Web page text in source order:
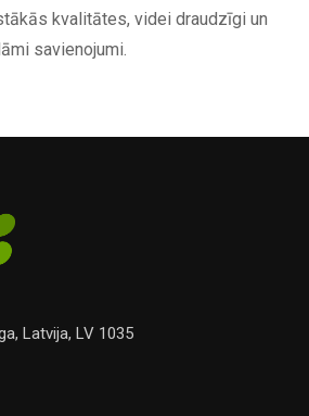
kvalitātes, videi draudzīgi un
savienojumi.
Latvija, LV 1035